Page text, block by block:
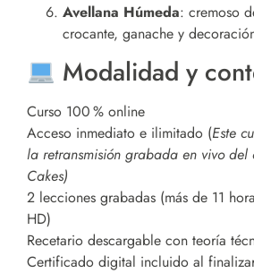
Avellana Húmeda: cremoso
crocante, ganache y
Modalidad y
Curso 100 % online
Acceso inmediato e ilimitado (Este
la retransmisión grabada en vivo del
Cakes)
2 lecciones grabadas (más de 11
HD)
Recetario descargable con teoría
Certificado digital incluido al